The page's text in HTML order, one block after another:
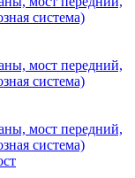
система)
мост передний,
система)
мост передний,
система)